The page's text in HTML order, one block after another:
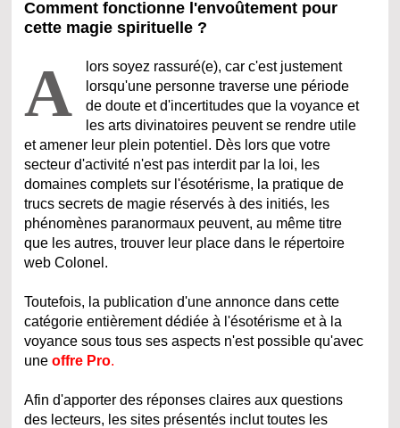
Comment fonctionne l'envoûtement pour
cette magie spirituelle ?
A
lors soyez rassuré(e), car c'est justement
lorsqu'une personne traverse une période
de doute et d'incertitudes que la voyance et
les arts divinatoires peuvent se rendre utile
et amener leur plein potentiel. Dès lors que votre
secteur d'activité n'est pas interdit par la loi, les
domaines complets sur l'ésotérisme, la pratique de
trucs secrets de magie réservés à des initiés, les
phénomènes paranormaux peuvent, au même titre
que les autres, trouver leur place dans le répertoire
web Colonel.
Toutefois, la publication d'une annonce dans cette
catégorie entièrement dédiée à l'ésotérisme et à la
voyance sous tous ses aspects n'est possible qu'avec
uneoffre Pro.
Afin d'apporter des réponses claires aux questions
des lecteurs, les sites présentés inclut toutes les